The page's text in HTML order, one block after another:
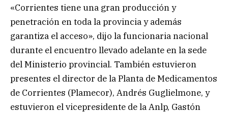
«Corrientes tiene una gran producción y
penetración en toda la provincia y además
garantiza el acceso», dijo la funcionaria nacional
durante el encuentro llevado adelante en la sede
del Ministerio provincial. También estuvieron
presentes el director de la Planta de Medicamentos
de Corrientes (Plamecor), Andrés Guglielmone, y
estuvieron el vicepresidente de la Anlp, Gastón